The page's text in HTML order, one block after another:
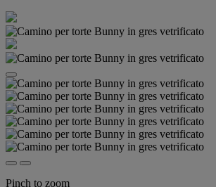
Pinch to zoom